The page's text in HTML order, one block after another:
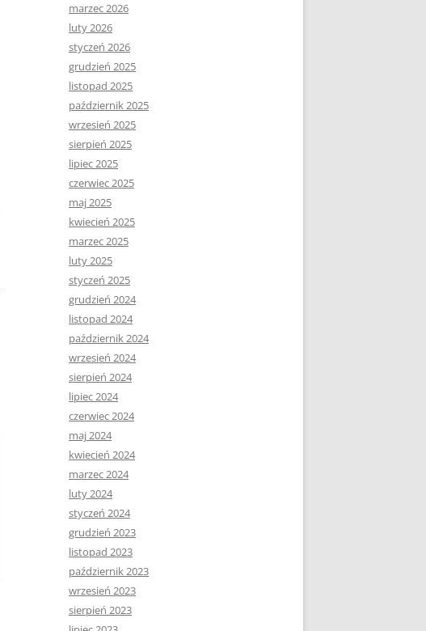
marzec 2026
luty 2026
styczeń 2026
grudzień 2025
listopad 2025
październik 2025
wrzesień 2025
sierpień 2025
lipiec 2025
czerwiec 2025
maj 2025
kwiecień 2025
marzec 2025
luty 2025
styczeń 2025
grudzień 2024
listopad 2024
październik 2024
wrzesień 2024
sierpień 2024
lipiec 2024
czerwiec 2024
maj 2024
kwiecień 2024
marzec 2024
luty 2024
styczeń 2024
grudzień 2023
listopad 2023
październik 2023
wrzesień 2023
sierpień 2023